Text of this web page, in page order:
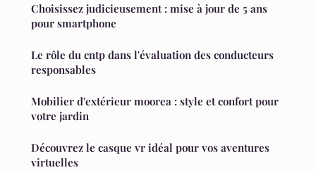
Choisissez judicieusement : mise à jour de 5 ans
pour smartphone
Le rôle du cntp dans l'évaluation des conducteurs
responsables
Mobilier d'extérieur moorea : style et confort pour
votre jardin
Découvrez le casque vr idéal pour vos aventures
virtuelles